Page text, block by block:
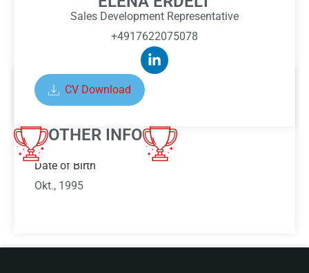
Sales Development Representative
+4917622075078
CV Download
OTHER INFO
ABOUT ELENA ERDELT
Date of Birth
Okt., 1995